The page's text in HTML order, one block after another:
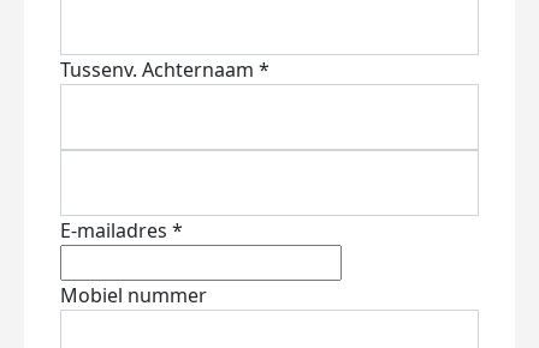
Tussenv. Achternaam *
E-mailadres *
Mobiel nummer